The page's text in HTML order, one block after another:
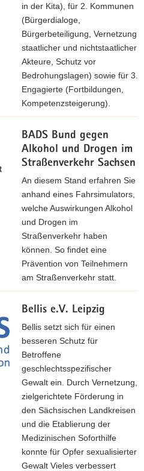
in der Kita), für 2. Kommunen
(Bürgerdialoge,
Bürgerbeteiligung, Vernetzung
staatlicher und nichtstaatlicher
Akteure, Schutz vor
Bedrohungslagen) sowie für 3.
Engagierte (Fortbildungen,
Kompetenzsteigerung).
BADS Bund gegen
Alkohol und Drogen im
Straßenverkehr Sachsen
An diesem Stand erfahren Sie
anhand eines Fahrsimulators,
welche Auswirkungen Alkohol
und Drogen im
Straßenverkehr haben
können. So findet eine
Prävention von Teilnehmern
am Straßenverkehr statt.
Bellis e.V. Leipzig
Bellis setzt sich für einen
besseren Schutz für
Betroffene
geschlechtsspezifischer
Gewalt ein. Durch Vernetzung,
zielgerichtete Förderung in
den Sächsischen Landkreisen
und die Etablierung der
Medizinischen Soforthilfe
konnte für Opfer sexualisierter
Gewalt Vieles verbessert